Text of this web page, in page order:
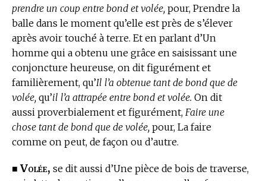
prendre un coup entre bond et volée, pour, Prendre la
balle dans le moment qu’elle est près de s’élever
après avoir touché à terre. Et en parlant d’Un
homme qui a obtenu une grâce en saisissant une
conjoncture heureuse, on dit figurément et
familièrement, qu’Il l’a obtenue tant de bond que de
volée, qu’il l’a attrapée entre bond et volée. On dit
aussi proverbialement et figurément, Faire une
chose tant de bond que de volée, pour, La faire
comme on peut, de façon ou d’autre.
■ Volée, se dit aussi d’Une pièce de bois de traverse,